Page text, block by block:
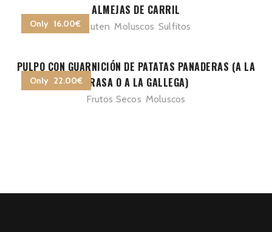
Only 16.00€
ALMEJAS DE CARRIL
Gluten Moluscos Sulfitos
Only 22.00€
PULPO CON GUARNICIÓN DE PATATAS PANADERAS (A LA
BRASA O A LA GALLEGA)
Frutos Secos Moluscos